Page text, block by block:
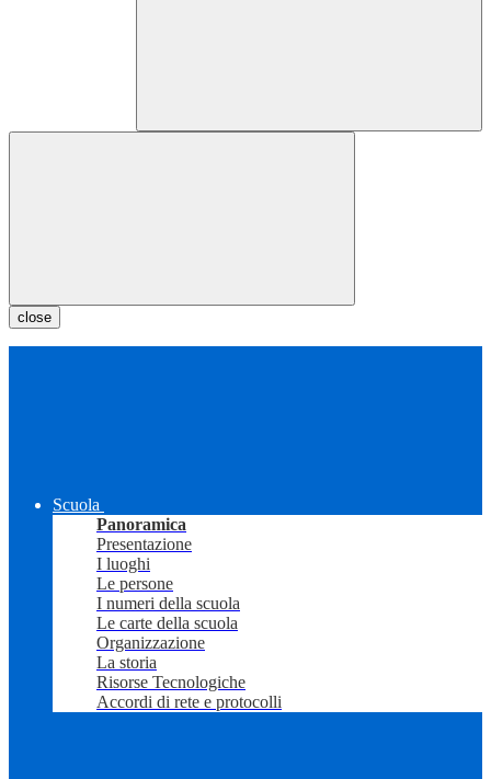
close
Scuola
Panoramica
Presentazione
I luoghi
Le persone
I numeri della scuola
Le carte della scuola
Organizzazione
La storia
Risorse Tecnologiche
Accordi di rete e protocolli